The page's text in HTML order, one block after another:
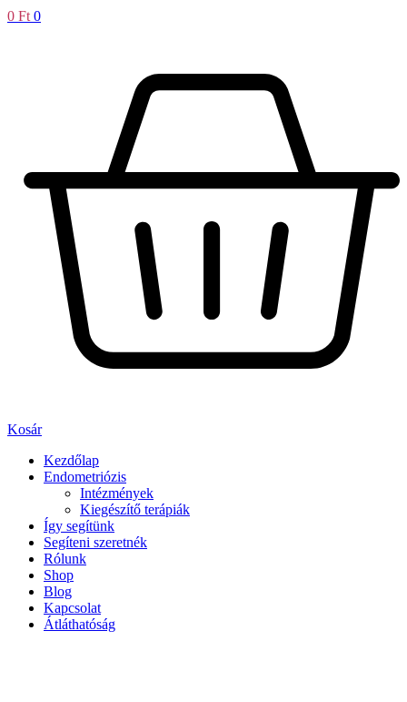
0 Ft 0
Kosár
Kezdőlap
Endometriózis
Intézmények
Kiegészítő terápiák
Így segítünk
Segíteni szeretnék
Rólunk
Shop
Blog
Kapcsolat
Átláthatóság